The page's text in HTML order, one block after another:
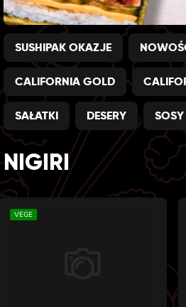
SUSHIPAK OKAZJE
CALIFORNIA GOLD
SAŁATKI DESERY
NIGIRI
VEGE